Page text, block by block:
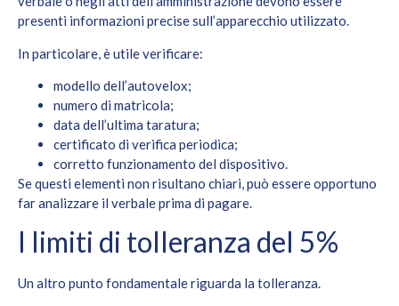
presenti informazioni precise sull’apparecchio utilizzato.
In particolare, è utile verificare:
modello dell’autovelox;
numero di matricola;
data dell’ultima taratura;
certificato di verifica periodica;
corretto funzionamento del dispositivo.
Se questi elementi non risultano chiari, può essere opportuno
far analizzare il verbale prima di pagare.
I limiti di tolleranza del 5%
Un altro punto fondamentale riguarda la tolleranza.